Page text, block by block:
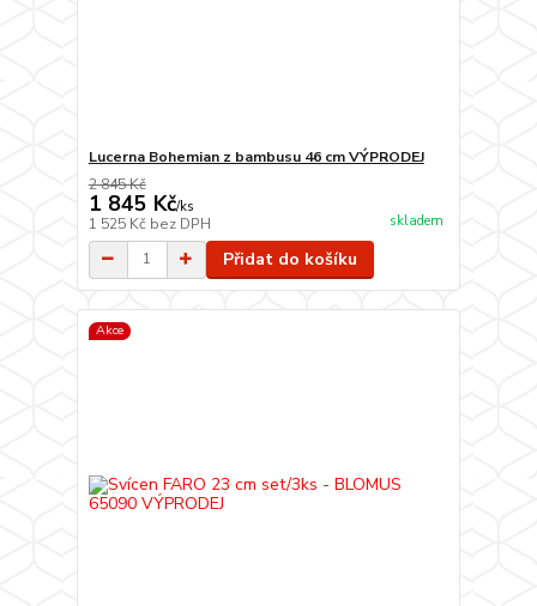
Lucerna Bohemian z bambusu 46 cm VÝPRODEJ
2 845 Kč
1 845 Kč/ks
1 525 Kč bez DPH skladem
Přidat do košíku
Akce